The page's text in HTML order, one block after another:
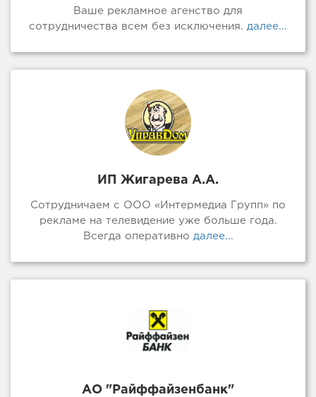
Ваше рекламное агенство для
сотрудничества всем без исключения. далее...
ИП Жигарева А.А.
Сотрудничаем с ООО «Интермедиа Групп» по
рекламе на телевидение уже больше года.
Всегда оперативно далее...
АО "Райффайзенбанк"